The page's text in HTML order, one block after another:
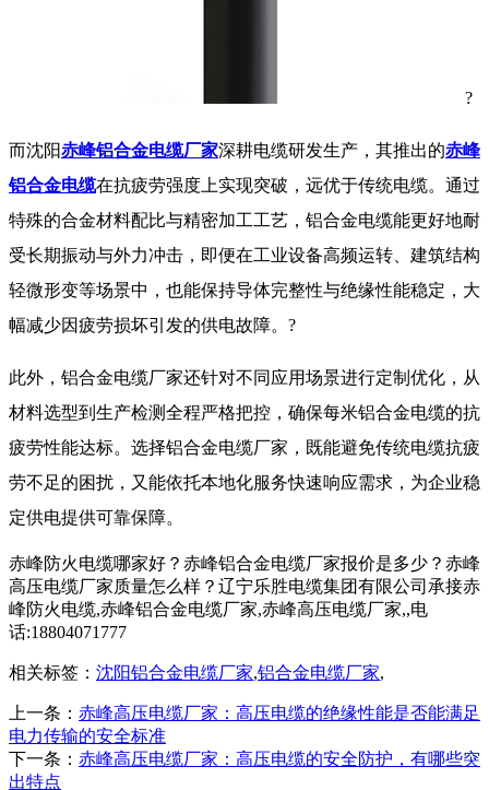
?
而沈阳赤峰铝合金电缆厂家深耕电缆研发生产，其推出的赤峰
铝合金电缆在抗疲劳强度上实现突破，远优于传统电缆。通过
特殊的合金材料配比与精密加工工艺，铝合金电缆能更好地耐
受长期振动与外力冲击，即便在工业设备高频运转、建筑结构
轻微形变等场景中，也能保持导体完整性与绝缘性能稳定，大
幅减少因疲劳损坏引发的供电故障。?
此外， 铝合金电缆厂家还针对不同应用场景进行定制优化，从
材料选型到生产检测全程严格把控，确保每米铝合金电缆的抗
疲劳性能达标。选择铝合金电缆厂家 ，既能避免传统电缆抗疲
劳不足的困扰，又能依托本地化服务快速响应需求，为企业稳
定供电提供可靠保障。
赤峰防火电缆哪家好？赤峰铝合金电缆厂家报价是多少？赤峰
高压电缆厂家质量怎么样？辽宁乐胜电缆集团有限公司承接赤
峰防火电缆,赤峰铝合金电缆厂家,赤峰高压电缆厂家,,电
话:18804071777
相关标签： 沈阳铝合金电缆厂家,铝合金电缆厂家,
上一条： 赤峰高压电缆厂家：高压电缆的绝缘性能是否能满足
电力传输的安全标准
下一条： 赤峰高压电缆厂家：高压电缆的安全防护，有哪些突
出特点